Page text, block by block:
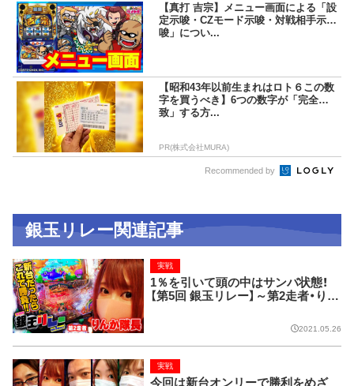
【真打 吉宗】メニュー画面による「設
定示唆・CZモード示唆・対戦相手示
唆」につい...
【昭和43年以前生まれはロト６この数
字を買うべき】6つの数字が「完全一
致」する方...
PR(株式会社MURA)
Recommended by
銀玉リレー関連記事
1％を引いて頭の中はサンバ状態！
【第5回 銀玉リレー】～第2走者・りん
実戦
2021.05.26
今回は新台オンリーで勝利をめざ
実戦